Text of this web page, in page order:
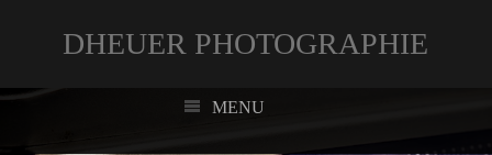
DHEUER PHOTOGRAPHIE
MENU